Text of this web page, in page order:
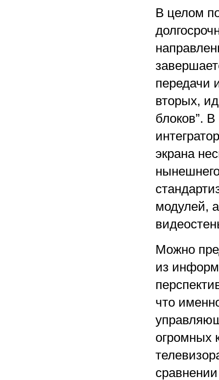
В целом
передачи
вторых,
блоков”.
экрана
модулей,
Можно
из
что
огромных